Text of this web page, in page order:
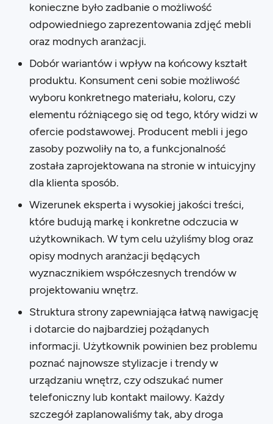
konieczne było zadbanie o możliwość
odpowiedniego zaprezentowania zdjęć mebli
oraz modnych aranżacji.
Dobór wariantów i wpływ na końcowy kształt
produktu. Konsument ceni sobie możliwość
wyboru konkretnego materiału, koloru, czy
elementu różniącego się od tego, który widzi w
ofercie podstawowej. Producent mebli i jego
zasoby pozwoliły na to, a funkcjonalność
została zaprojektowana na stronie w intuicyjny
dla klienta sposób.
Wizerunek eksperta i wysokiej jakości treści,
które budują markę i konkretne odczucia w
użytkownikach. W tym celu użyliśmy blog oraz
opisy modnych aranżacji będących
wyznacznikiem współczesnych trendów w
projektowaniu wnętrz.
Struktura strony zapewniająca łatwą nawigację
i dotarcie do najbardziej pożądanych
informacji. Użytkownik powinien bez problemu
poznać najnowsze stylizacje i trendy w
urządzaniu wnętrz, czy odszukać numer
telefoniczny lub kontakt mailowy. Każdy
szczegół zaplanowaliśmy tak, aby droga